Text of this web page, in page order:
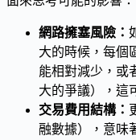
網路擁塞風險：
大的時候，每個
能相對減少，或
大的爭議），這
交易費用結構：
融數據），意味